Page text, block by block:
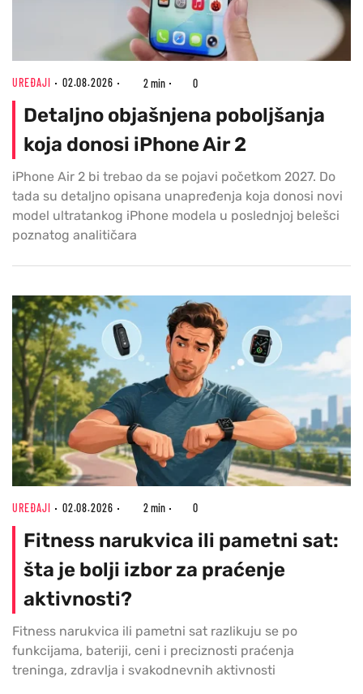
UREĐAJI 02.08.2026 2 min 0
Detaljno objašnjena poboljšanja
koja donosi iPhone Air 2
iPhone Air 2 bi trebao da se pojavi početkom 2027. Do
tada su detaljno opisana unapređenja koja donosi novi
model ultratankog iPhone modela u poslednjoj belešci
poznatog analitičara
UREĐAJI 02.08.2026 2 min 0
Fitness narukvica ili pametni sat:
šta je bolji izbor za praćenje
aktivnosti?
Fitness narukvica ili pametni sat razlikuju se po
funkcijama, bateriji, ceni i preciznosti praćenja
treninga, zdravlja i svakodnevnih aktivnosti